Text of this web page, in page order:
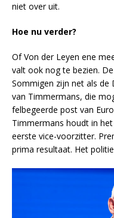
niet over uit.
Hoe nu verder?
Of Von der Leyen ene
valt ook nog te bezien.
Sommigen zijn net als de
van Timmermans, die
felbegeerde post van
Timmermans houdt in
eerste vice-voorzitter.
prima resultaat. Het